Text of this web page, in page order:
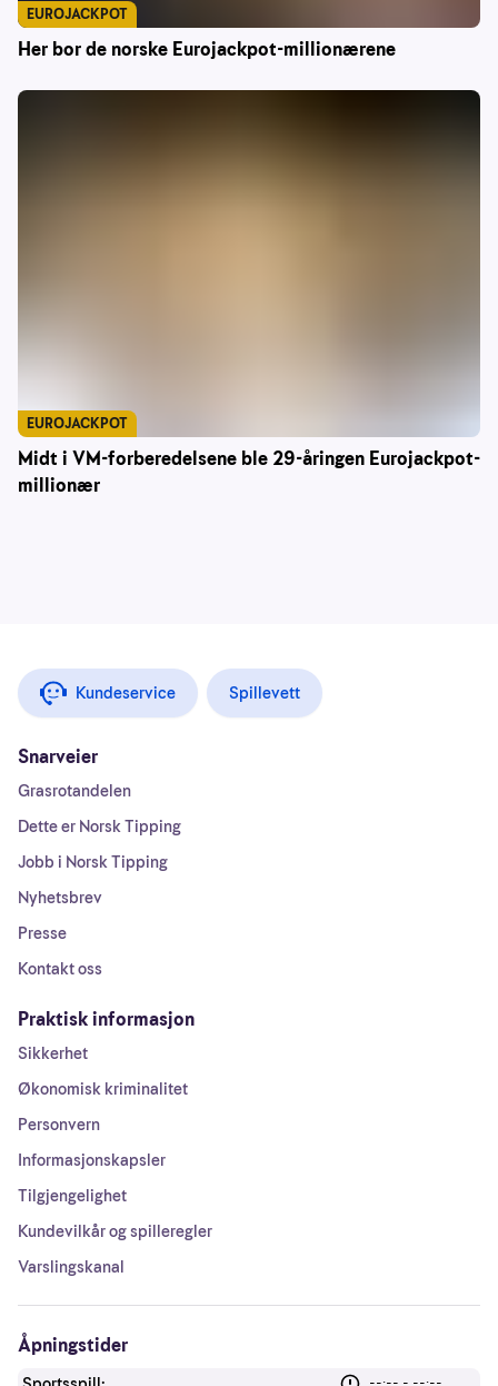
Her bor de norske Eurojackpot-millionærene
EUROJACKPOT
Midt i VM-forberedelsene ble 29-åringen Eurojackpot-
millionær
EUROJACKPOT
Kundeservice Spillevett
Snarveier
Grasrotandelen
Dette er Norsk Tipping
Jobb i Norsk Tipping
Nyhetsbrev
Presse
Kontakt oss
Praktisk informasjon
Sikkerhet
Økonomisk kriminalitet
Personvern
Informasjonskapsler
Tilgjengelighet
Kundevilkår og spilleregler
Varslingskanal
Åpningstider